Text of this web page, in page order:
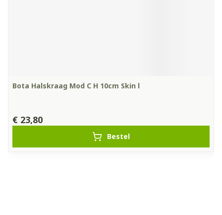
Bota Halskraag Mod C H 10cm Skin l
€ 23,80
Bestel